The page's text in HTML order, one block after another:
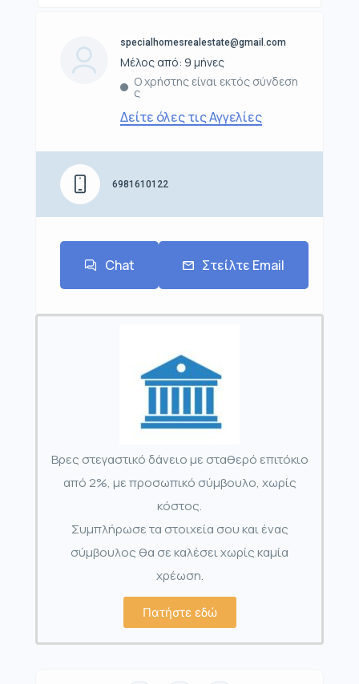
specialhomesrealestate@gmail.com
Μέλος από: 9 μήνες
Ο χρήστης είναι εκτός σύνδεση
ς
Δείτε όλες τις Αγγελίες
6981610122
Chat Στείλτε Email
Βρες στεγαστικό δάνειο με σταθερό επιτόκιο
από 2%, με προσωπικό σύμβουλο, χωρίς
κόστος.
Συμπλήρωσε τα στοιχεία σου και ένας
σύμβουλος θα σε καλέσει χωρίς καμία
χρέωση.
Πατήστε εδώ